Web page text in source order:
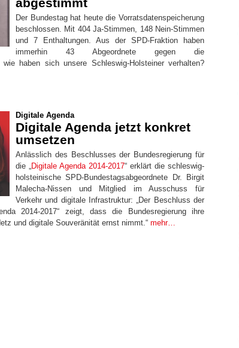
Der Bundestag hat heute die Vorratsdatenspeicherung
beschlossen. Mit 404 Ja-Stimmen, 148 Nein-Stimmen
und 7 Enthaltungen. Aus der SPD-Fraktion haben
immerhin 43 Abgeordnete gegen die
haben sich unsere Schleswig-Holsteiner verhalten?
Digitale Agenda
Digitale Agenda jetzt konkret
umsetzen
Anlässlich des Beschlusses der Bundesregierung für
die „ Digitale Agenda 2014-2017“ erklärt die schleswig-
holsteinische SPD-Bundestagsabgeordnete Dr. Birgit
Malecha-Nissen und Mitglied im Ausschuss für
Verkehr und digitale Infrastruktur: „Der Beschluss der
2014-2017“ zeigt, dass die Bundesregierung ihre
und digitale Souveränität ernst nimmt.“ mehr…